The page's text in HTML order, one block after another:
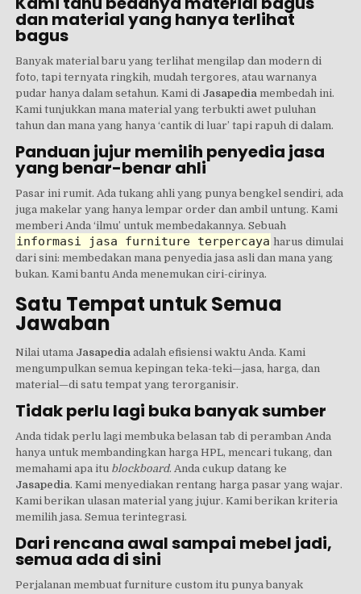
dan material yang hanya terlihat
bagus
Banyak material baru yang terlihat mengilap dan modern di
foto, tapi ternyata ringkih, mudah tergores, atau warnanya
pudar hanya dalam setahun. Kami di Jasapedia membedah ini.
Kami tunjukkan mana material yang terbukti awet puluhan
tahun dan mana yang hanya ‘cantik di luar’ tapi rapuh di dalam.
Panduan jujur memilih penyedia jasa
yang benar-benar ahli
Pasar ini rumit. Ada tukang ahli yang punya bengkel sendiri, ada
juga makelar yang hanya lempar order dan ambil untung. Kami
memberi Anda ‘ilmu’ untuk membedakannya. Sebuah
informasi jasa furniture terpercaya harus dimulai
dari sini: membedakan mana penyedia jasa asli dan mana yang
bukan. Kami bantu Anda menemukan ciri-cirinya.
Satu Tempat untuk Semua
Jawaban
Nilai utama Jasapedia adalah efisiensi waktu Anda. Kami
mengumpulkan semua kepingan teka-teki—jasa, harga, dan
material—di satu tempat yang terorganisir.
Tidak perlu lagi buka banyak sumber
Anda tidak perlu lagi membuka belasan tab di peramban Anda
hanya untuk membandingkan harga HPL, mencari tukang, dan
memahami apa itu blockboard. Anda cukup datang ke
Jasapedia. Kami menyediakan rentang harga pasar yang wajar.
Kami berikan ulasan material yang jujur. Kami berikan kriteria
memilih jasa. Semua terintegrasi.
Dari rencana awal sampai mebel jadi,
semua ada di sini
Perjalanan membuat furniture custom itu punya banyak